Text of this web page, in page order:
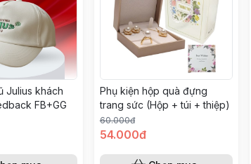
Julius khách
FB+GG
Phụ kiện hộp quà đựng
trang sức (Hộp + túi + thiệp)
60.000đ
54.000đ